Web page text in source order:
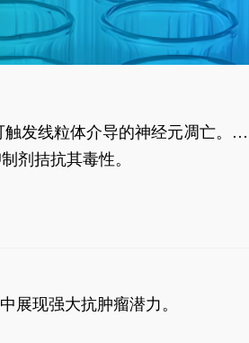
发线粒体介导的神经元凋亡。其
剂拮抗其毒性。
展现强大抗肿瘤潜力。